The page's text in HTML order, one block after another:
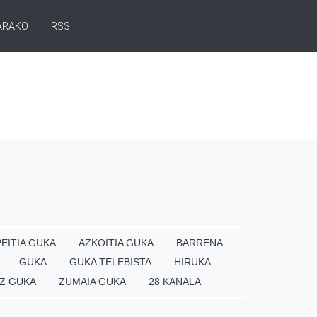
RSS
GUKA AZKOITIA GUKA
BARRENA
GUKA
GUKA TELEBISTA
HIRUKA
GUKA
ZUMAIA GUKA 28 KANALA